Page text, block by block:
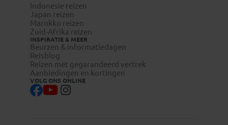
Indonesie reizen
Japan reizen
Marokko reizen
Zuid-Afrika reizen
INSPIRATIE & MEER
Beurzen & informatiedagen
Reisblog
Reizen met gegarandeerd vertrek
Aanbiedingen en kortingen
VOLG ONS ONLINE